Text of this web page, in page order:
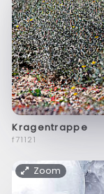
Kragentrappe
f71121
Zoom